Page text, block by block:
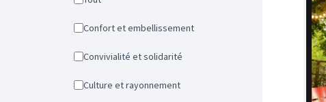
Confort et embellissement
Convivialité et solidarité
Culture et rayonnement